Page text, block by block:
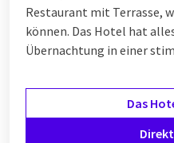
Restaurant mit Terrasse,
können. Das Hotel hat
Übernachtung in einer
Das